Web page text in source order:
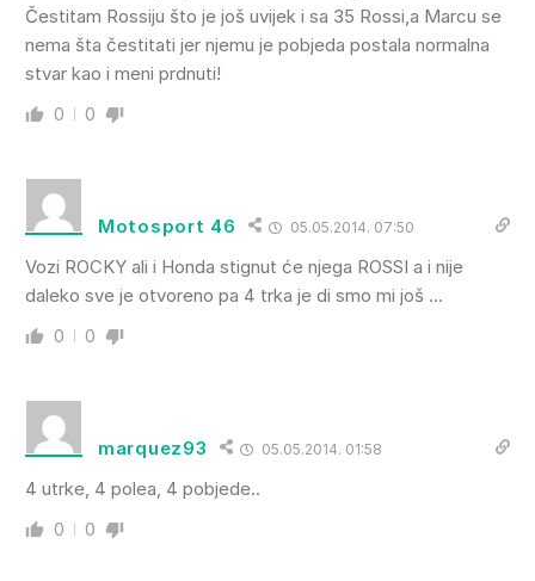
Čestitam Rossiju što je još uvijek i sa 35 Rossi,a Marcu se
nema šta čestitati jer njemu je pobjeda postala normalna
stvar kao i meni prdnuti!
0 0
Motosport 46 05.05.2014. 07:50
Vozi ROCKY ali i Honda stignut će njega ROSSI a i nije
daleko sve je otvoreno pa 4 trka je di smo mi još …
0 0
marquez93 05.05.2014. 01:58
4 utrke, 4 polea, 4 pobjede..
0 0